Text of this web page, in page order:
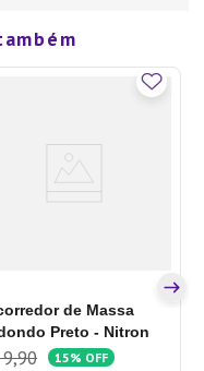
de Massa
Preto - Nitron
9,90 15% OFF